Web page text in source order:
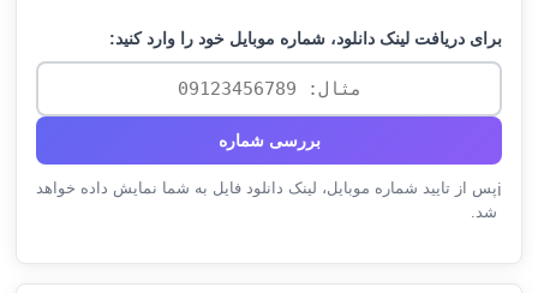
برای دریافت لینک دانلود، شماره موبایل خود را وارد کنید:
بررسی شماره
ℹ️پس از تایید شماره موبایل، لینک دانلود فایل به شما نمایش داده خواهد
شد.